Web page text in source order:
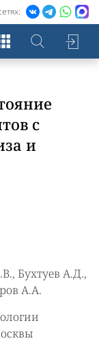
с
и
Бухтуев А.Д.,
А.А.